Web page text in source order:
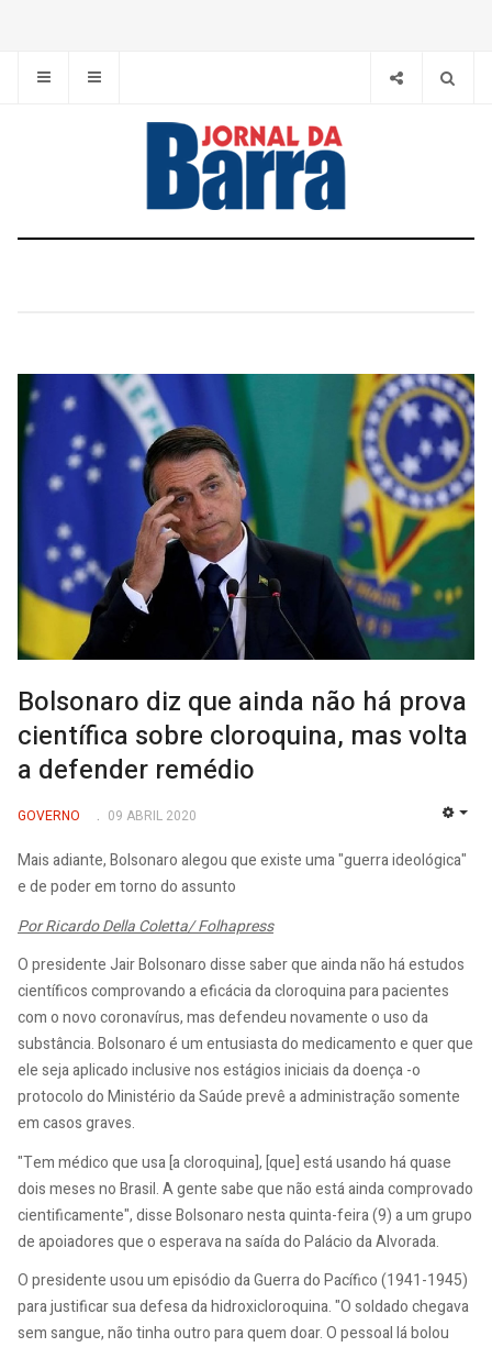
Bolsonaro diz que ainda não há prova
científica sobre cloroquina, mas volta
a defender remédio
GOVERNO 09 ABRIL 2020
Mais adiante, Bolsonaro alegou que existe uma "guerra ideológica"
e de poder em torno do assunto
Por Ricardo Della Coletta/ Folhapress
O presidente Jair Bolsonaro disse saber que ainda não há estudos
científicos comprovando a eficácia da cloroquina para pacientes
com o novo coronavírus, mas defendeu novamente o uso da
substância. Bolsonaro é um entusiasta do medicamento e quer que
ele seja aplicado inclusive nos estágios iniciais da doença -o
protocolo do Ministério da Saúde prevê a administração somente
em casos graves.
"Tem médico que usa [a cloroquina], [que] está usando há quase
dois meses no Brasil. A gente sabe que não está ainda comprovado
cientificamente", disse Bolsonaro nesta quinta-feira (9) a um grupo
de apoiadores que o esperava na saída do Palácio da Alvorada.
O presidente usou um episódio da Guerra do Pacífico (1941-1945)
para justificar sua defesa da hidroxicloroquina. "O soldado chegava
sem sangue, não tinha outro para quem doar. O pessoal lá bolou